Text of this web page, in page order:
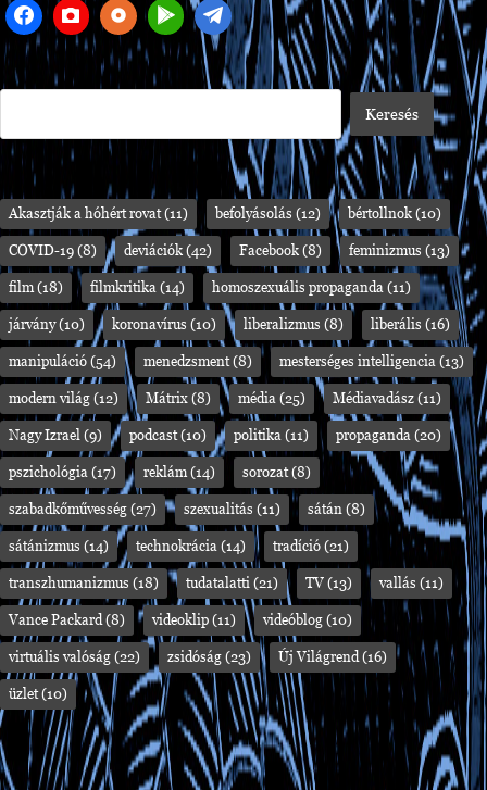
Akasztják a hóhért rovat(11) befolyásolás (12) bértollnok (10)
COVID-19 (8) deviációk (42) Facebook (8) feminizmus (13)
film (18) filmkritika (14) homoszexuális propaganda (11)
járvány(10) koronavírus (10) liberalizmus (8) liberális (16)
manipuláció (54) menedzsment(8) mesterséges intelligencia (13)
modern világ (12) Mátrix (8) média (25) Médiavadász (11)
Nagy Izrael (9) podcast(10) politika (11) propaganda (20)
pszichológia (17) reklám (14) sorozat(8)
szabadkőművesség (27) szexualitás (11) sátán (8)
sátánizmus (14) technokrácia (14) tradíció (21)
transzhumanizmus (18) tudatalatti (21) TV (13) vallás (11)
Vance Packard (8) videoklip (11) videóblog (10)
virtuális valóság (22) zsidóság (23) Új Világrend (16)
üzlet(10)